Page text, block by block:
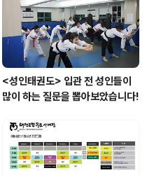
<성인태권도> 입관 전 성인들이
많이 하는 질문을 뽑아보았습니다!